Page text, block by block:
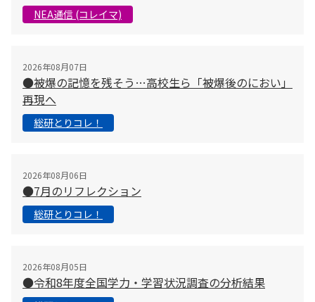
NEA通信 (コレイマ)
2026年08月07日
●被爆の記憶を残そう…高校生ら「被爆後のにおい」
再現へ
総研とりコレ！
2026年08月06日
●7月のリフレクション
総研とりコレ！
2026年08月05日
●令和8年度全国学力・学習状況調査の分析結果